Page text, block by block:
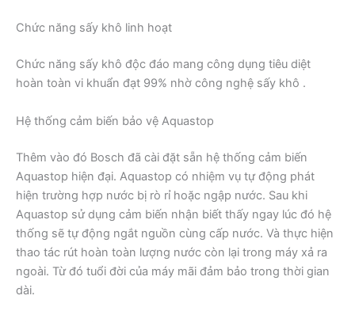
Chức năng sấy khô linh hoạt
Chức năng sấy khô độc đáo mang công dụng tiêu diệt
hoàn toàn vi khuẩn đạt 99% nhờ công nghệ sấy khô .
Hệ thống cảm biến bảo vệ Aquastop
Thêm vào đó Bosch đã cài đặt sẵn hệ thống cảm biến
Aquastop hiện đại. Aquastop có nhiệm vụ tự động phát
hiện trường hợp nước bị rò rỉ hoặc ngập nước. Sau khi
Aquastop sử dụng cảm biến nhận biết thấy ngay lúc đó hệ
thống sẽ tự động ngắt nguồn cùng cấp nước. Và thực hiện
thao tác rút hoàn toàn lượng nước còn lại trong máy xả ra
ngoài. Từ đó tuổi đời của máy mãi đảm bảo trong thời gian
dài.